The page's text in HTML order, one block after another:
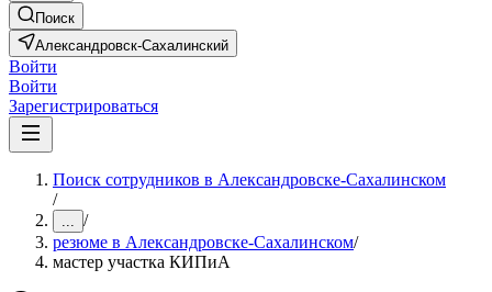
Поиск
Александровск-Сахалинский
Войти
Войти
Зарегистрироваться
Поиск сотрудников в Александровске-Сахалинском
/
... /
резюме в Александровске-Сахалинском/
мастер участка КИПиА